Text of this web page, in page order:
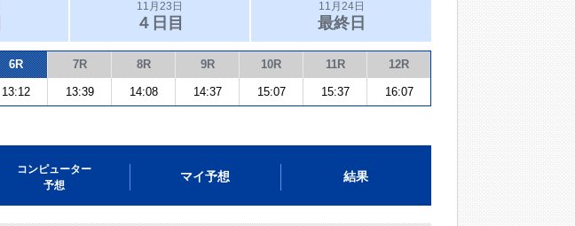
11月23日
４日目
11月24日
最終日
6R 7R 8R 9R 10R 11R 12R
13:12 13:39 14:08 14:37 15:07 15:37 16:07
コンピューター
予想
マイ予想 結果